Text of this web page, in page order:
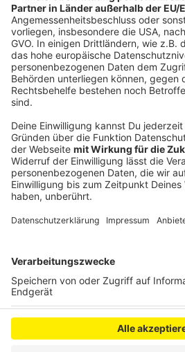
Anzeige
Leverkusener Sitzvolleyball-
Leverkusen: Positive Bilanz zum
Volksfest
Täter nach Leverkusen
Einbruch
Anzeige